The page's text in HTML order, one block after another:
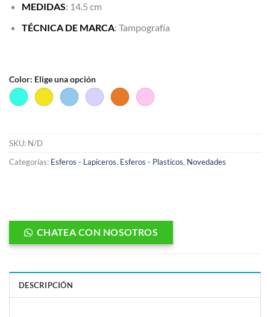
MEDIDAS: 14.5 cm
TÉCNICA DE MARCA: Tampografía
Color: Elige una opción
SKU: N/D
Categorías: Esferos - Lapiceros, Esferos - Plasticos, Novedades
CHATEA CON NOSOTROS
DESCRIPCIÓN